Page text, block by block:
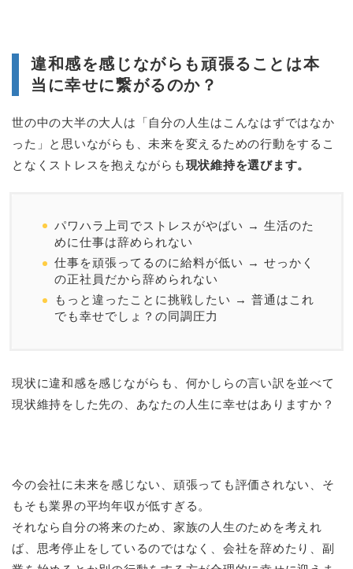
違和感を感じながらも頑張ることは本
当に幸せに繋がるのか？
世の中の大半の大人は「自分の人生はこんなはずではなか
った」と思いながらも、未来を変えるための行動をするこ
となくストレスを抱えながらも現状維持を選びます。
パワハラ上司でストレスがやばい → 生活のた
めに仕事は辞められない
仕事を頑張ってるのに給料が低い → せっかく
の正社員だから辞められない
もっと違ったことに挑戦したい → 普通はこれ
でも幸せでしょ？の同調圧力
現状に違和感を感じながらも、何かしらの言い訳を並べて
現状維持をした先の、あなたの人生に幸せはありますか？
今の会社に未来を感じない、頑張っても評価されない、そ
もそも業界の平均年収が低すぎる。
それなら自分の将来のため、家族の人生のためを考えれ
ば、思考停止をしているのではなく、会社を辞めたり、副